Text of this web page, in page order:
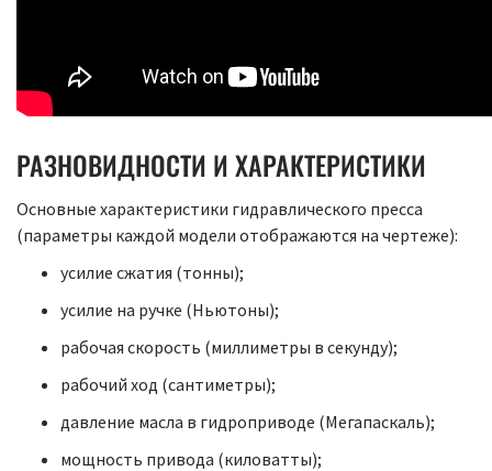
РАЗНОВИДНОСТИ И ХАРАКТЕРИСТИКИ
Основные характеристики гидравлического пресса
(параметры каждой модели отображаются на чертеже):
усилие сжатия (тонны);
усилие на ручке (Ньютоны);
рабочая скорость (миллиметры в секунду);
рабочий ход (сантиметры);
давление масла в гидроприводе (Мегапаскаль);
мощность привода (киловатты);